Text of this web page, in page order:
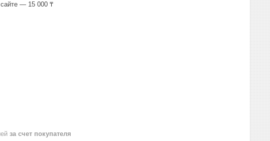
— 15 000 ₸
за счет покупателя